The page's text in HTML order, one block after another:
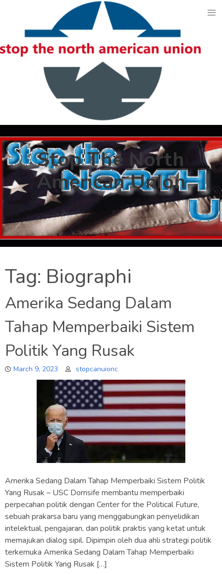
content
Stop The North
American Union
Tag: Biographi
Amerika Sedang Dalam
Tahap Memperbaiki Sistem
Politik Yang Rusak
March 9, 2023 stopcanuionc
Amerika Sedang Dalam Tahap Memperbaiki Sistem Politik
Yang Rusak – USC Dornsife membantu memperbaiki
perpecahan politik dengan Center for the Political Future,
sebuah prakarsa baru yang menggabungkan penyelidikan
intelektual, pengajaran, dan politik praktis yang ketat untuk
memajukan dialog sipil. Dipimpin oleh dua ahli strategi politik
terkemuka Amerika Sedang Dalam Tahap Memperbaiki
Sistem Politik Yang Rusak […]